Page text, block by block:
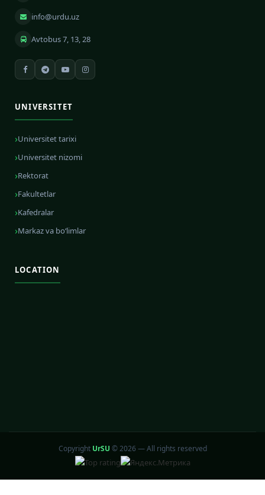
info@urdu.uz
Avtobus 7, 13, 28
UNIVERSITET
Universitet tarixi
Universitet nizomi
Rektorat
Fakultetlar
Kafedralar
Markaz va bo‘limlar
LOCATION
Copyright UrSU ©2026 — All rights reserved